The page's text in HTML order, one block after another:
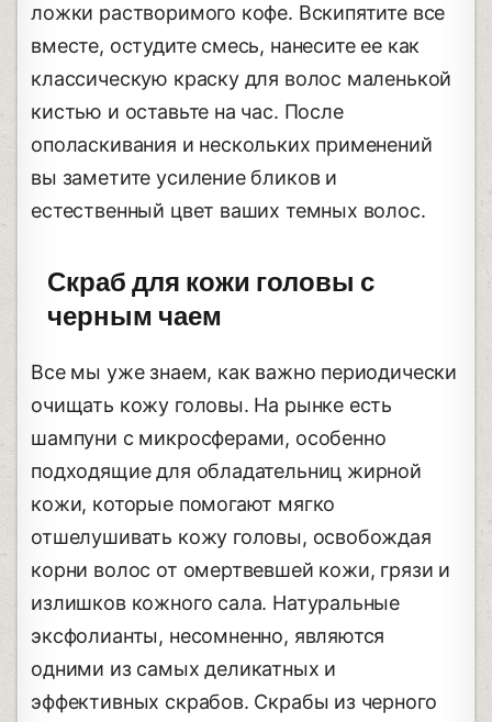
ложки растворимого кофе. Вскипятите все
вместе, остудите смесь, нанесите ее как
классическую краску для волос маленькой
кистью и оставьте на час. После
ополаскивания и нескольких применений
вы заметите усиление бликов и
естественный цвет ваших темных волос.
Скраб для кожи головы с
черным чаем
Все мы уже знаем, как важно периодически
очищать кожу головы. На рынке есть
шампуни с микросферами, особенно
подходящие для обладательниц жирной
кожи, которые помогают мягко
отшелушивать кожу головы, освобождая
корни волос от омертвевшей кожи, грязи и
излишков кожного сала. Натуральные
эксфолианты, несомненно, являются
одними из самых деликатных и
эффективных скрабов. Скрабы из черного